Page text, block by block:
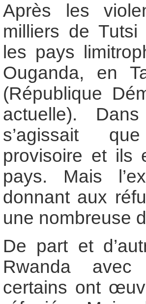
Après les
milliers de Tutsi
les pays
Ouganda, en
(République
actuelle).
s’agissait
provisoire et ils
pays. Mais
donnant aux
une nombreuse
De part et
Rwanda
certains ont